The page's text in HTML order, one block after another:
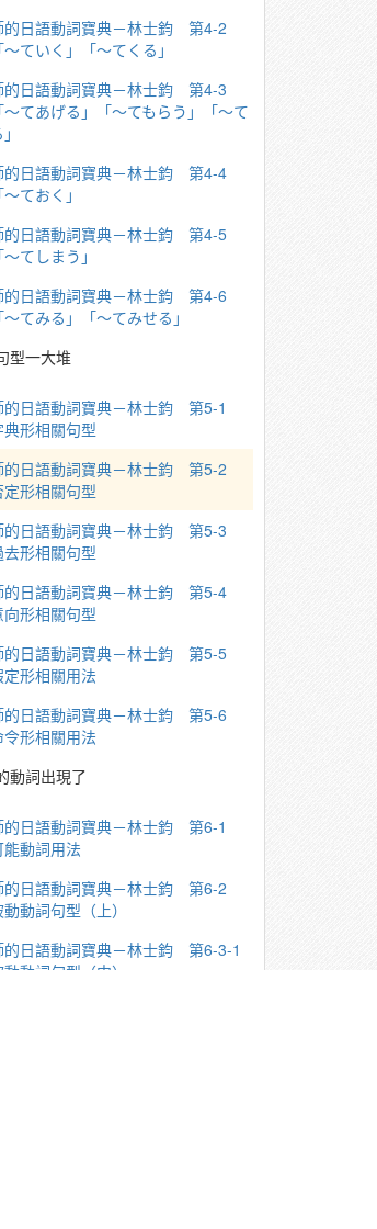
的日語動詞寶典－林士鈞 第4-2
ていく」「～てくる」
的日語動詞寶典－林士鈞 第4-3
てあげる」「～てもらう」「～て
的日語動詞寶典－林士鈞 第4-4
ておく」
的日語動詞寶典－林士鈞 第4-5
てしまう」
的日語動詞寶典－林士鈞 第4-6
てみる」「～てみせる」
型一大堆
的日語動詞寶典－林士鈞 第5-1
形相關句型
的日語動詞寶典－林士鈞 第5-2
形相關句型
的日語動詞寶典－林士鈞 第5-3
形相關句型
的日語動詞寶典－林士鈞 第5-4
形相關句型
的日語動詞寶典－林士鈞 第5-5
形相關用法
的日語動詞寶典－林士鈞 第5-6
形相關用法
動詞出現了
的日語動詞寶典－林士鈞 第6-1
動詞用法
的日語動詞寶典－林士鈞 第6-2
動詞句型（上）
的日語動詞寶典－林士鈞 第6-3-1
動詞句型（中）